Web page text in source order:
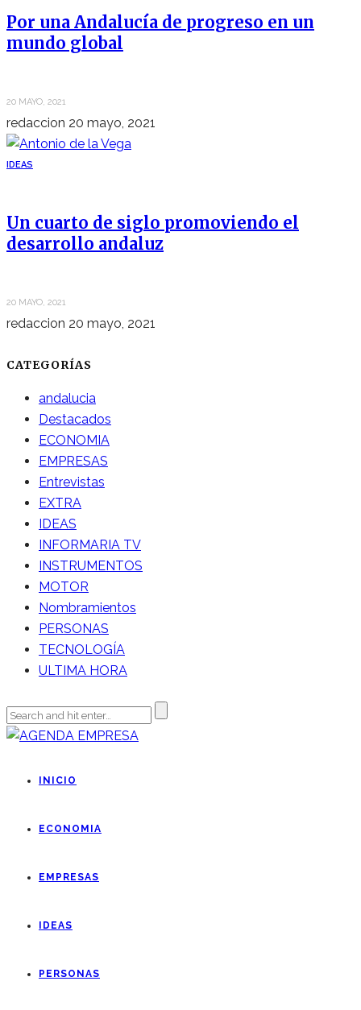
Por una Andalucía de progreso en un
mundo global
20 MAYO, 2021
redaccion 20 mayo, 2021
IDEAS
Un cuarto de siglo promoviendo el
desarrollo andaluz
20 MAYO, 2021
redaccion 20 mayo, 2021
CATEGORÍAS
andalucia
Destacados
ECONOMIA
EMPRESAS
Entrevistas
EXTRA
IDEAS
INFORMARIA TV
INSTRUMENTOS
MOTOR
Nombramientos
PERSONAS
TECNOLOGÍA
ULTIMA HORA
INICIO
ECONOMIA
EMPRESAS
IDEAS
PERSONAS